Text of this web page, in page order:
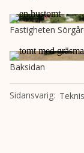
Fastigheten
Baksidan
Sidansvarig